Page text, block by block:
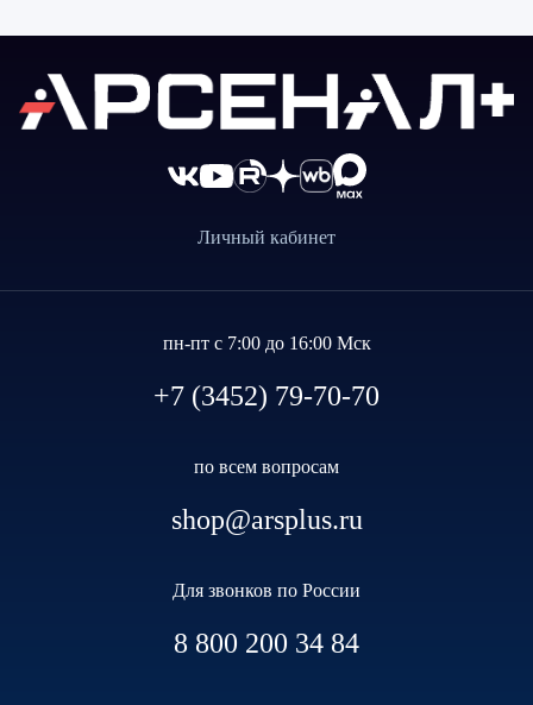
Личный кабинет
пн-пт с 7:00 до 16:00 Мск
+7 (3452) 79-70-70
по всем вопросам
shop@arsplus.ru
Для звонков по России
8 800 200 34 84